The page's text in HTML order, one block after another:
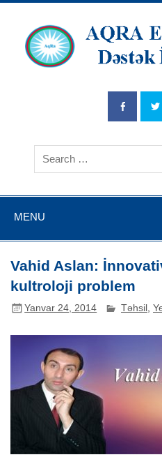
MENU
Vahid Aslan:
kultroloji problem
Yanvar 24, 2014 Təhsil ,